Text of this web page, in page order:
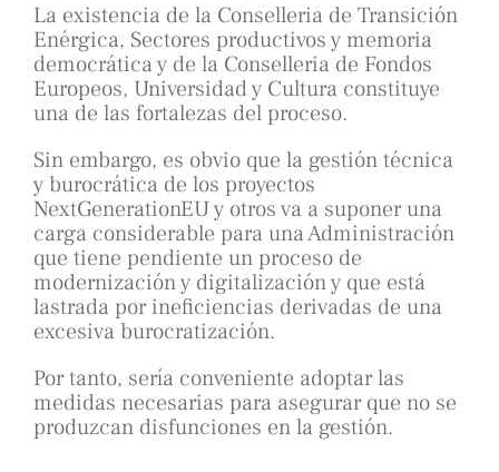
La existencia de la Conselleria de Transición
Enérgica, Sectores productivos y memoria
democrática y de la Conselleria de Fondos
Europeos, Universidad y Cultura constituye
una de las fortalezas del proceso.
Sin embargo, es obvio que la gestión técnica
y burocrática de los proyectos
NextGenerationEU y otros va a suponer una
carga considerable para una Administración
que tiene pendiente un proceso de
modernización y digitalización y que está
lastrada por ineficiencias derivadas de una
excesiva burocratización.
Por tanto, sería conveniente adoptar las
medidas necesarias para asegurar que no se
produzcan disfunciones en la gestión.